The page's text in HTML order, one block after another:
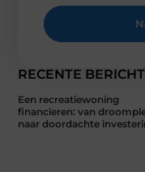
RECENTE
Een recreatiewoning
financieren: van
naar doordachte